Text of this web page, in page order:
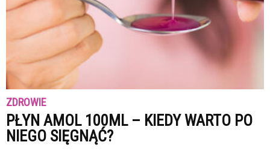
ZDROWIE
PŁYN AMOL 100ML – KIEDY WARTO PO
NIEGO SIĘGNĄĆ?